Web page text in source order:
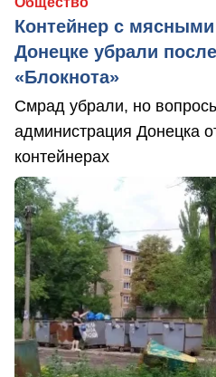
Контейнер с
Донецке убрали
«Блокнота»
Смрад убрали, но
администрация Донецка
контейнерах